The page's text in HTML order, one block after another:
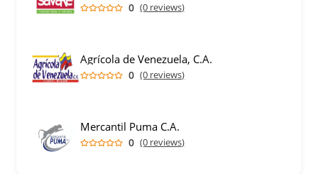
0 (0 reviews)
Agrícola de Venezuela, C.A.
0 (0 reviews)
Mercantil Puma C.A.
0 (0 reviews)